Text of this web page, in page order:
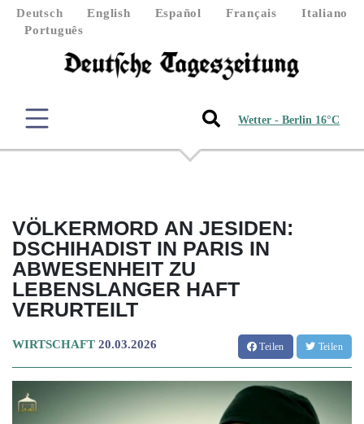
Deutsch English Español Français
Italiano
Português
Wetter - Berlin 16°C
VÖLKERMORD AN JESIDEN:
DSCHIHADIST IN PARIS IN
ABWESENHEIT ZU
LEBENSLANGER HAFT
VERURTEILT
WIRTSCHAFT 20.03.2026 Teilen Teilen